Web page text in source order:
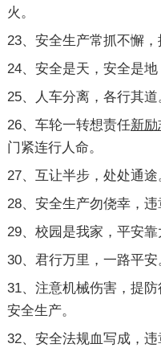
火。
23、安全生产常抓不懈，
24、安全是天，安全是
25、人车分离，各行其道
26、车轮一转想责任新励
门紧连行人命。
27、互让半步，处处通途
28、安全生产勿侥幸，违
29、校园是我家，平安靠
30、君行万里，一路平安
31、注意机械伤害，提
安全生产。
32、安全法规血写成，违